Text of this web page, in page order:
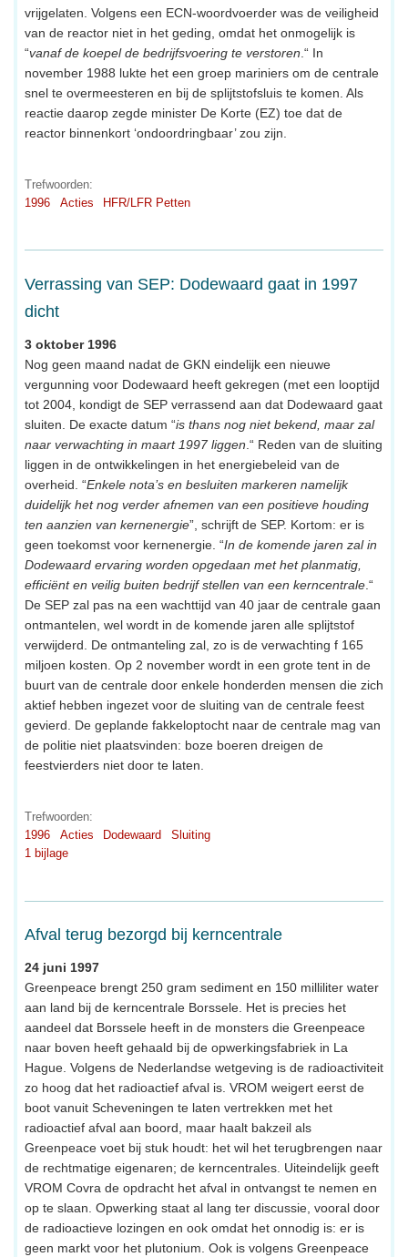
vrijgelaten. Volgens een ECN-woordvoerder was de veiligheid
van de reactor niet in het geding, omdat het onmogelijk is
“vanaf de koepel de bedrijfsvoering te verstoren .“ In
november 1988 lukte het een groep mariniers om de centrale
snel te overmeesteren en bij de splijtstofsluis te komen. Als
reactie daarop zegde minister De Korte (EZ) toe dat de
reactor binnenkort ‘ondoordringbaar’ zou zijn.
Trefwoorden:
1996
Acties HFR/LFR Petten
Verrassing van SEP: Dodewaard gaat in 1997
dicht
3 oktober 1996
Nog geen maand nadat de GKN eindelijk een nieuwe
vergunning voor Dodewaard heeft gekregen (met een looptijd
tot 2004, kondigt de SEP verrassend aan dat Dodewaard gaat
sluiten. De exacte datum “is thans nog niet bekend, maar zal
naar verwachting in maart 1997 liggen .“ Reden van de sluiting
liggen in de ontwikkelingen in het energiebeleid van de
overheid. “Enkele nota’s en besluiten markeren namelijk
duidelijk het nog verder afnemen van een positieve houding
ten aanzien van kernenergie”, schrijft de SEP. Kortom: er is
geen toekomst voor kernenergie. “In de komende jaren zal in
Dodewaard ervaring worden opgedaan met het planmatig,
efficiënt en veilig buiten bedrijf stellen van een kerncentrale .“
De SEP zal pas na een wachttijd van 40 jaar de centrale gaan
ontmantelen, wel wordt in de komende jaren alle splijtstof
verwijderd. De ontmanteling zal, zo is de verwachting f 165
miljoen kosten. Op 2 november wordt in een grote tent in de
buurt van de centrale door enkele honderden mensen die zich
aktief hebben ingezet voor de sluiting van de centrale feest
gevierd. De geplande fakkeloptocht naar de centrale mag van
de politie niet plaatsvinden: boze boeren dreigen de
feestvierders niet door te laten.
Trefwoorden:
1996
Acties Dodewaard
Sluiting
1 bijlage
Afval terug bezorgd bij kerncentrale
24 juni 1997
Greenpeace brengt 250 gram sediment en 150 milliliter water
aan land bij de kerncentrale Borssele. Het is precies het
aandeel dat Borssele heeft in de monsters die Greenpeace
naar boven heeft gehaald bij de opwerkingsfabriek in La
Hague. Volgens de Nederlandse wetgeving is de radioactiviteit
zo hoog dat het radioactief afval is. VROM weigert eerst de
boot vanuit Scheveningen te laten vertrekken met het
radioactief afval aan boord, maar haalt bakzeil als
Greenpeace voet bij stuk houdt: het wil het terugbrengen naar
de rechtmatige eigenaren; de kerncentrales. Uiteindelijk geeft
VROM Covra de opdracht het afval in ontvangst te nemen en
op te slaan. Opwerking staat al lang ter discussie, vooral door
de radioactieve lozingen en ook omdat het onnodig is: er is
geen markt voor het plutonium. Ook is volgens Greenpeace